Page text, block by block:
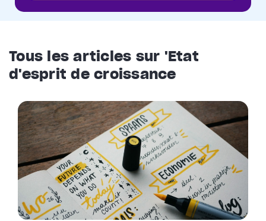
Tous les articles sur 'Etat
d'esprit de croissance